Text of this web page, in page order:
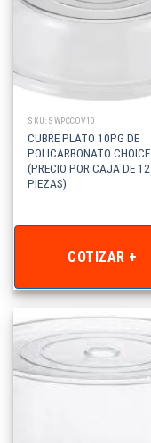
SKU: SWPCCOV10
CUBRE PLATO 10PG DE
POLICARBONATO CHOICE
(PRECIO POR CAJA DE 12
PIEZAS)
COTIZAR +